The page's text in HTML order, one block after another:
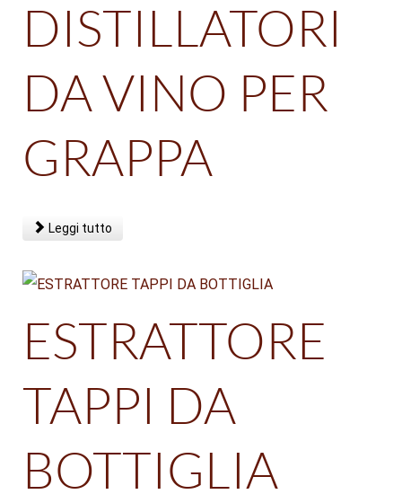
DISTILLATORI
DA VINO PER
GRAPPA
Leggi tutto
ESTRATTORE
TAPPI DA
BOTTIGLIA